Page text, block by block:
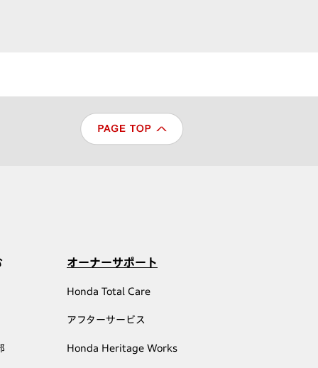
オーナーサポート
Honda Total Care
アフターサービス
Honda Heritage Works